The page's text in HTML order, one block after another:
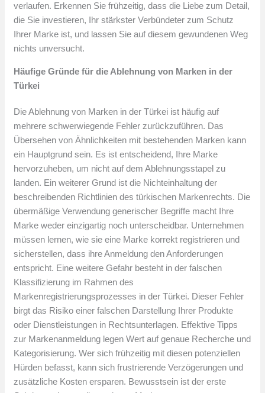
verlaufen. Erkennen Sie frühzeitig, dass die Liebe zum Detail,
die Sie investieren, Ihr stärkster Verbündeter zum Schutz
Ihrer Marke ist, und lassen Sie auf diesem gewundenen Weg
nichts unversucht.
Häufige Gründe für die Ablehnung von Marken in der
Türkei
Die Ablehnung von Marken in der Türkei ist häufig auf
mehrere schwerwiegende Fehler zurückzuführen. Das
Übersehen von Ähnlichkeiten mit bestehenden Marken kann
ein Hauptgrund sein. Es ist entscheidend, Ihre Marke
hervorzuheben, um nicht auf dem Ablehnungsstapel zu
landen. Ein weiterer Grund ist die Nichteinhaltung der
beschreibenden Richtlinien des türkischen Markenrechts. Die
übermäßige Verwendung generischer Begriffe macht Ihre
Marke weder einzigartig noch unterscheidbar. Unternehmen
müssen lernen, wie sie eine Marke korrekt registrieren und
sicherstellen, dass ihre Anmeldung den Anforderungen
entspricht. Eine weitere Gefahr besteht in der falschen
Klassifizierung im Rahmen des
Markenregistrierungsprozesses in der Türkei. Dieser Fehler
birgt das Risiko einer falschen Darstellung Ihrer Produkte
oder Dienstleistungen in Rechtsunterlagen. Effektive Tipps
zur Markenanmeldung legen Wert auf genaue Recherche und
Kategorisierung. Wer sich frühzeitig mit diesen potenziellen
Hürden befasst, kann sich frustrierende Verzögerungen und
zusätzliche Kosten ersparen. Bewusstsein ist der erste